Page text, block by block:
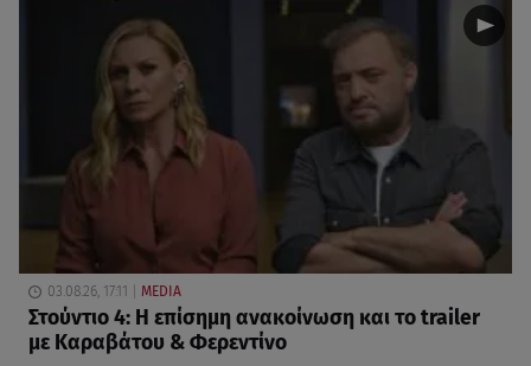
03.08.26, 17:11 MEDIA
Στούντιο 4: Η επίσημη ανακοίνωση και το trailer
με Καραβάτου & Φερεντίνο